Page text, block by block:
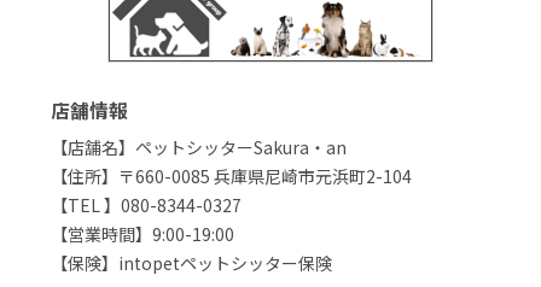
店舗情報
【店舗名】ペットシッターSakura・an
【住所】〒660-0085 兵庫県尼崎市元浜町2-104
【TEL 】080-8344-0327
【営業時間】9:00-19:00
【保険】intopetペットシッター保険